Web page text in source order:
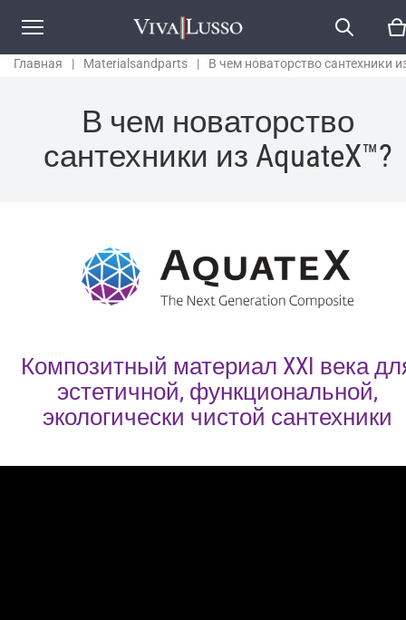
Главная | Materialsandparts |
В чем новаторство сантехники
В чем новаторство
сантехники из AquateX™?
Композитный материал XXI века
эстетичной, функциональной,
экологически чистой сантехники